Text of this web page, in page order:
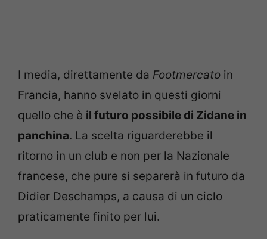
I media, direttamente da Footmercato in
Francia, hanno svelato in questi giorni
quello che è il futuro possibile di Zidane in
panchina. La scelta riguarderebbe il
ritorno in un club e non per la Nazionale
francese, che pure si separerà in futuro da
Didier Deschamps, a causa di un ciclo
praticamente finito per lui.